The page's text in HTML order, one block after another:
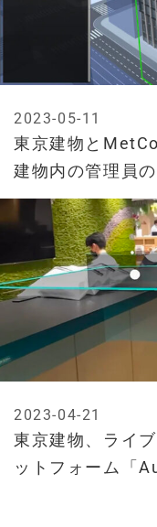
東京建物と
建物内の管理員
2023-05-11
東京建物、ライ
ットフォーム「
2023-04-21